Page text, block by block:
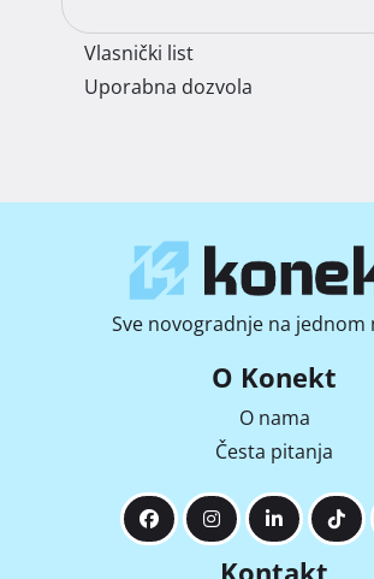
Vlasnički list
Uporabna dozvola
Sve novogradnje na jednom
O Konekt
O nama
Česta pitanja